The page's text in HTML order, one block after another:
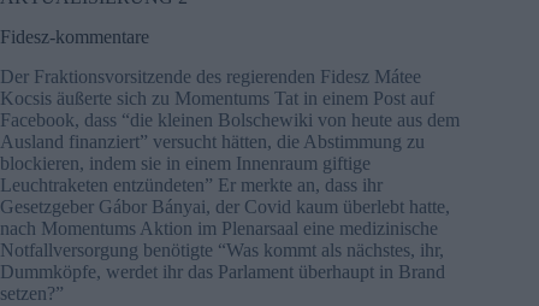
Fidesz-kommentare
Der Fraktionsvorsitzende des regierenden Fidesz Mátee
Kocsis äußerte sich zu Momentums Tat in einem Post auf
Facebook, dass “die kleinen Bolschewiki von heute aus dem
Ausland finanziert” versucht hätten, die Abstimmung zu
blockieren, indem sie in einem Innenraum giftige
Leuchtraketen entzündeten” Er merkte an, dass ihr
Gesetzgeber Gábor Bányai, der Covid kaum überlebt hatte,
nach Momentums Aktion im Plenarsaal eine medizinische
Notfallversorgung benötigte “Was kommt als nächstes, ihr,
Dummköpfe, werdet ihr das Parlament überhaupt in Brand
setzen?”